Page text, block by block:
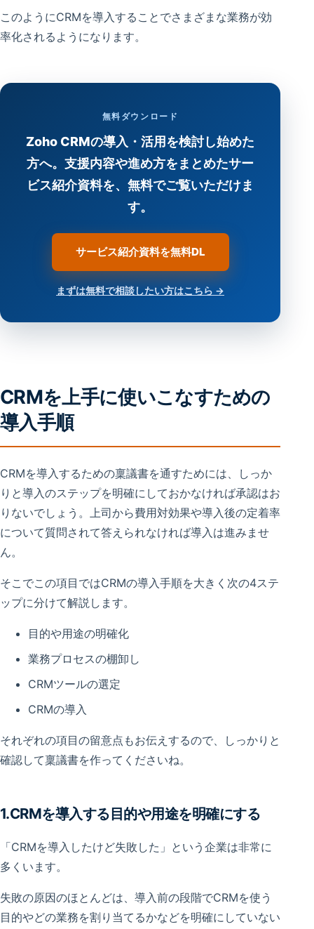
このようにCRMを導入することでさまざまな業務が効
率化されるようになります。
無料ダウンロード
Zoho CRMの導入・活用を検討し始めた
方へ。支援内容や進め方をまとめたサー
ビス紹介資料を、無料でご覧いただけま
す。
サービス紹介資料を無料DL
まずは無料で相談したい方はこちら →
CRMを上手に使いこなすための
導入手順
CRMを導入するための稟議書を通すためには、しっか
りと導入のステップを明確にしておかなければ承認はお
りないでしょう。上司から費用対効果や導入後の定着率
について質問されて答えられなければ導入は進みませ
ん。
そこでこの項目ではCRMの導入手順を大きく次の4ステ
ップに分けて解説します。
目的や用途の明確化
業務プロセスの棚卸し
CRMツールの選定
CRMの導入
それぞれの項目の留意点もお伝えするので、しっかりと
確認して稟議書を作ってくださいね。
1.CRMを導入する目的や用途を明確にする
「CRMを導入したけど失敗した」という企業は非常に
多くいます。
失敗の原因のほとんどは、導入前の段階でCRMを使う
目的やどの業務を割り当てるかなどを明確にしていない